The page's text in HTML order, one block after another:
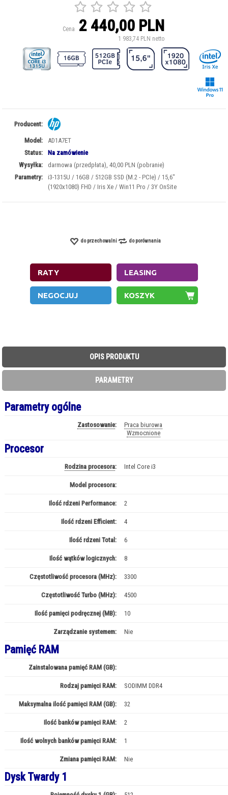
Cena 2 440,00 PLN
1 983,74 PLN netto
Producent:
Model:
AD1A7ET
Status:
Na zamówienie
Wysyłka:
darmowa (przedpłata), 40,00 PLN (pobranie)
Parametry:
i3-1315U / 16GB / 512GB SSD (M.2 - PCIe) / 15,6"
(1920x1080) FHD / Iris Xe / Win11 Pro / 3Y OnSite
do przechowalni do porównania
OPIS PRODUKTU
PARAMETRY
Parametry ogólne
Zastosowanie:
Praca biurowa
Wzmocnione
Procesor
Rodzina procesora: Intel Core i3
Model procesora:
Ilość rdzeni Performance: 2
Ilość rdzeni Efficient: 4
Ilość rdzeni Total: 6
Ilość wątków logicznych: 8
Częstotliwość procesora (MHz): 3300
Częstotliwość Turbo (MHz): 4500
Ilość pamięci podręcznej (MB): 10
Zarządzanie systemem: Nie
Pamięć RAM
Zainstalowana pamięć RAM (GB):
Rodzaj pamięci RAM: SODIMM DDR4
Maksymalna ilość pamięci RAM (GB): 32
Ilość banków pamięci RAM: 2
Ilość wolnych banków pamięci RAM: 1
Zmiana pamięci RAM: Nie
Dysk Twardy 1